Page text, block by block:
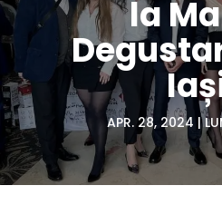
la
APR. 28, 2024 |